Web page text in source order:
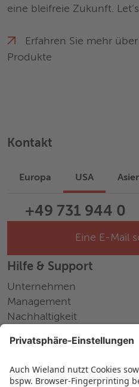
eine bleifreie Zukunft.
Erfahren Sie mehr
Produkte
Kontakt
Europa USA
+49 731 944 0
Eine E-Mail
Hilfe & Support
Unternehmen
Management
Nachhaltigkeit
Messen und Events
Karriere